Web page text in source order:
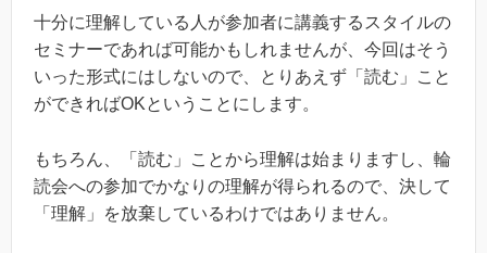
十分に理解している人が参加者に講義するスタイルの
セミナーであれば可能かもしれませんが、今回はそう
いった形式にはしないので、とりあえず「読む」こと
ができればOKということにします。
もちろん、「読む」ことから理解は始まりますし、輪
読会への参加でかなりの理解が得られるので、決して
「理解」を放棄しているわけではありません。